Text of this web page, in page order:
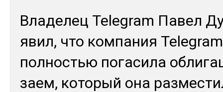
Вла­делец Telegram Па­вел
явил, что ком­па­ния
пол­ностью по­гаси­ла
заем, ко­торый она